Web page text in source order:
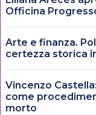
Officina
Arte e finanza.
certezza storica
Vincenzo
come
morto